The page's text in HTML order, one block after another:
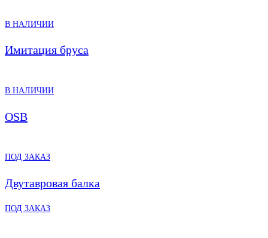
В НАЛИЧИИ
Имитация бруса
В НАЛИЧИИ
OSB
ПОД ЗАКАЗ
Двутавровая балка
ПОД ЗАКАЗ